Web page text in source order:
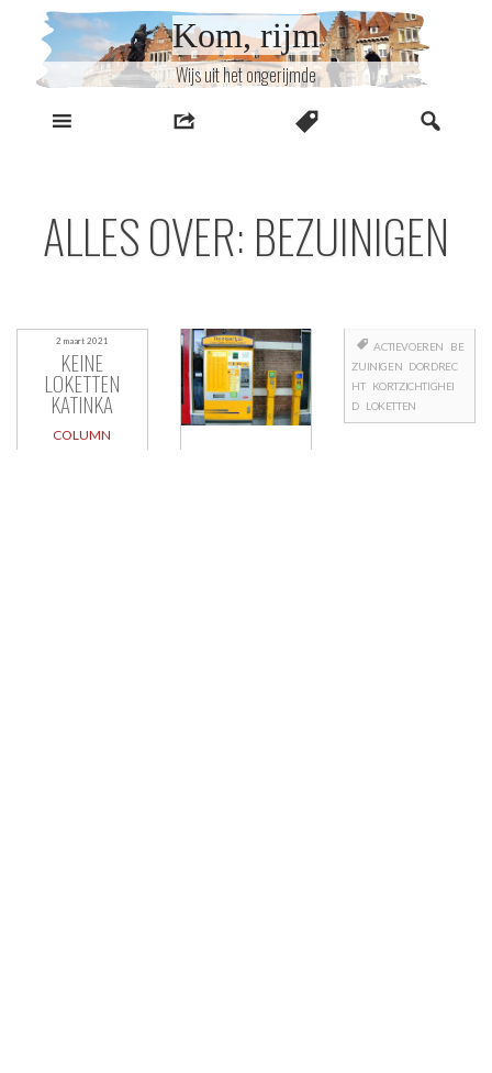
inhoud
Kom, rijm
Wijs uit het ongerijmde
ALLES OVER: BEZUINIGEN
2 maart 2021
KEINE
LOKETTEN
KATINKA
COLUMN
ACTIEVOEREN
BE
ZUINIGEN DORDREC
HT
KORTZICHTIGHEI
D LOKETTEN